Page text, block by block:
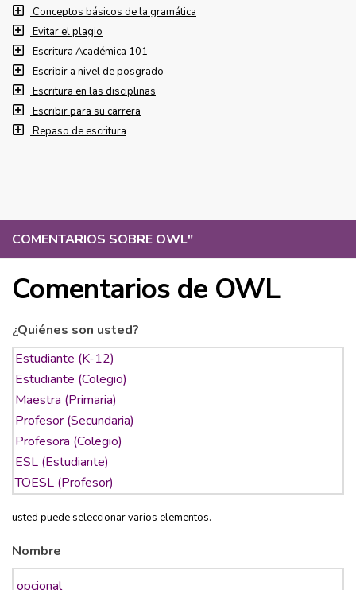
COMENTARIOS SOBRE OWL"
Comentarios de OWL
¿Quiénes son usted?
usted puede seleccionar varios elementos.
Nombre
Conceptos básicos de la gramática
Evitar el plagio
Escritura Académica 101
Escribir a nivel de posgrado
Escritura en las disciplinas
Escribir para su carrera
Repaso de escritura